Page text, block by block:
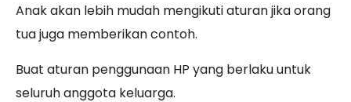
Anak akan lebih mudah mengikuti aturan jika orang
tua juga memberikan contoh.
Buat aturan penggunaan HP yang berlaku untuk
seluruh anggota keluarga.